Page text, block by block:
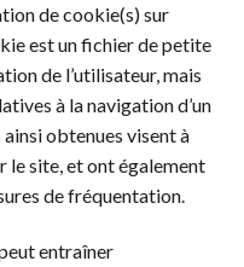
de cookie(s) sur
est un fichier de petite
de l’utilisateur, mais
à la navigation d’un
obtenues visent à
site, et ont également
de fréquentation.
entraîner